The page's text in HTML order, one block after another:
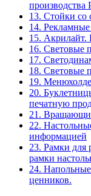
производства
13. Стойки со
14.
15. Акрилайт.
16. Световые
17.
18. Световые
19.
20.
печатную
21.
22.
информацией
23. Рамки для
рамки
24.
ценников.